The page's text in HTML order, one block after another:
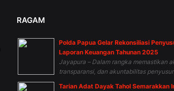
RAGAM
Polda Papua Gelar Rekonsiliasi
Laporan Keuangan Tahunan 2025
Jayapura – Dalam rangka memastikan
transparansi, dan akuntabilitas
Tarian Adat Dayak Tahol Semarakkan